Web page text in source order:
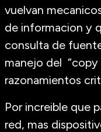
vuelvan
de informacion y
consulta de
manejo del “copy
razonamientos
Por increible que
red, mas